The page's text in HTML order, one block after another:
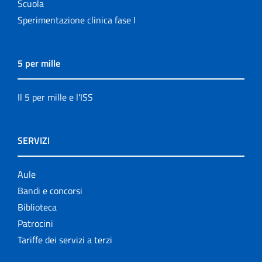
Scuola
Sperimentazione clinica fase I
5 per mille
Il 5 per mille e l'ISS
SERVIZI
Aule
Bandi e concorsi
Biblioteca
Patrocini
Tariffe dei servizi a terzi